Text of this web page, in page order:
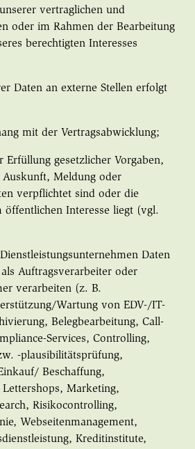
vertraglichen und
oder im Rahmen der Bearbeitung
berechtigten Interesses
Daten an externe Stellen erfolgt
mit der Vertragsabwicklung;
gesetzlicher Vorgaben,
Meldung oder
verpflichtet sind oder die
öffentlichen Interesse liegt (vgl.
Daten
Auftragsverarbeiter oder
verarbeiten (z. B.
Wartung von EDV-/IT-
Belegbearbeitung, Call-
Services, Controlling,
-plausibilitätsprüfung,
Beschaffung,
Marketing,
Risikocontrolling,
Webseitenmanagement,
Kreditinstitute,